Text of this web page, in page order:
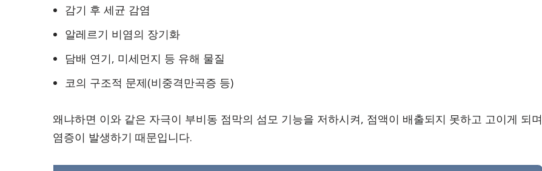
감기 후 세균 감염
알레르기 비염의 장기화
담배 연기, 미세먼지 등 유해 물질
코의 구조적 문제(비중격만곡증 등)
왜냐하면 이와 같은 자극이 부비동 점막의 섬모 기능을 저하시켜, 점액이 배출되지 못하고 고이게 되며
염증이 발생하기 때문입니다.